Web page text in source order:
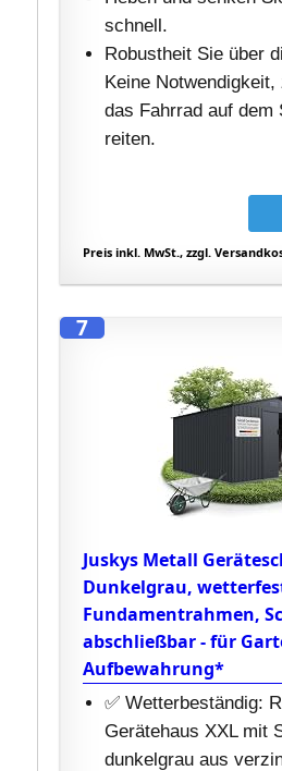
schnell.
Robustheit Sie über
Keine
das Fahrrad auf dem
reiten.
Preis inkl. MwSt., zzgl.
7
Juskys Metall
Dunkelgrau,
Fundamentrahmen,
abschließbar - für
Aufbewahrung*
✅ Wetterbeständig:
Gerätehaus XXL mit
dunkelgrau aus